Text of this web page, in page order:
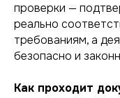
проверки —
реально
требованиям, а
безопасно и
Как проходит